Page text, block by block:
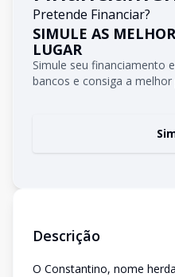
Pretende Financiar?
SIMULE AS
LUGAR
Simule seu financiamento
bancos e consiga a
Descrição
O Constantino, nome